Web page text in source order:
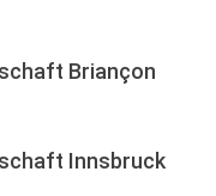
Briançon
Innsbruck